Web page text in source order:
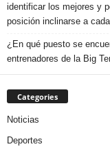
identificar los mejores y
posición inclinarse a
¿En qué puesto se
entrenadores de la Big
Categories
Noticias
Deportes